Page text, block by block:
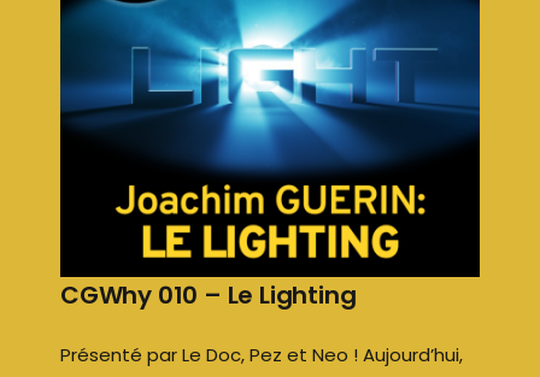
CGWhy 010 – Le Lighting
Présenté par Le Doc, Pez et Neo ! Aujourd’hui,